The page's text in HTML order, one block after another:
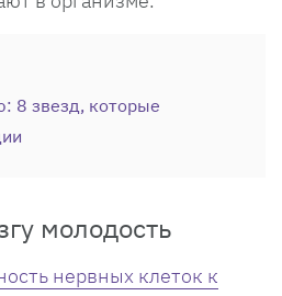
8 звезд, которые
молодость
нервных клеток к